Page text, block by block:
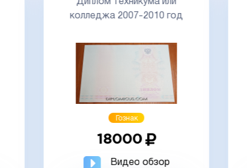
Диплом техникума или
колледжа 2007-2010 год
Гознак
18000
Видео обзор